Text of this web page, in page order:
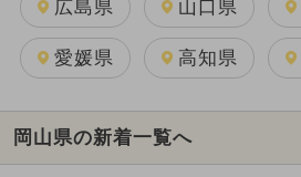
広島県 山口県
愛媛県 高知県
岡山県の新着一覧へ